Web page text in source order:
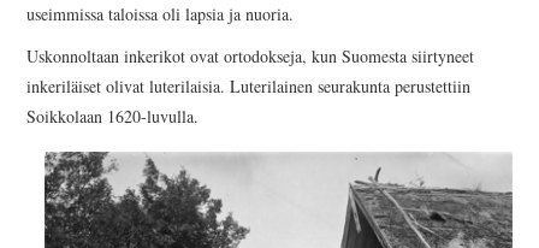
useimmissa taloissa oli lapsia ja nuoria.
Uskonnoltaan inkerikot ovat ortodokseja, kun Suomesta siirtyneet
inkeriläiset olivat luterilaisia. Luterilainen seurakunta perustettiin
Soikkolaan 1620-luvulla.